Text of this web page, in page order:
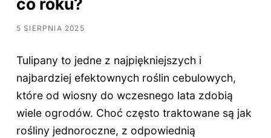
5 SIERPNIA 2025
Tulipany to jedne z najpiękniejszych i
najbardziej efektownych roślin cebulowych,
które od wiosny do wczesnego lata zdobią
wiele ogrodów. Choć często traktowane są jak
rośliny jednoroczne, z odpowiednią